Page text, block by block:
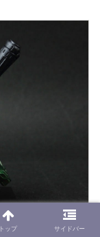
トップ サイドバー